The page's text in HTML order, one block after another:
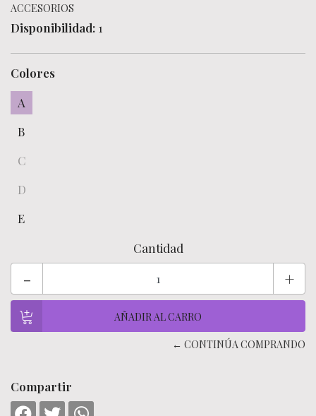
ACCESORIOS
Disponibilidad: 1
Colores
A
B
C
D
E
Cantidad
- +
← CONTINÚA COMPRANDO
Compartir